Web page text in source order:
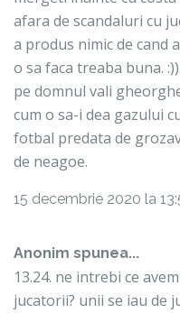
afara de scandaluri cu
a produs nimic de cand
o sa faca treaba buna.
pe domnul vali
cum o sa-i dea gazului
fotbal predata de
de neagoe.
15 decembrie 2020 la
Anonim spunea...
13.24. ne intrebi ce
jucatorii? unii se iau de